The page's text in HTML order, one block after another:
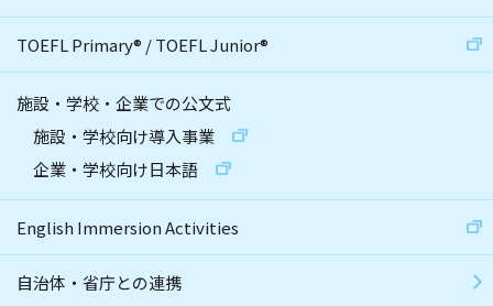
TOEFL Primary® /TOEFL Junior®
施設・学校・企業での公文式
施設・学校向け導入事業
企業・学校向け日本語
English Immersion Activities
自治体・省庁との連携